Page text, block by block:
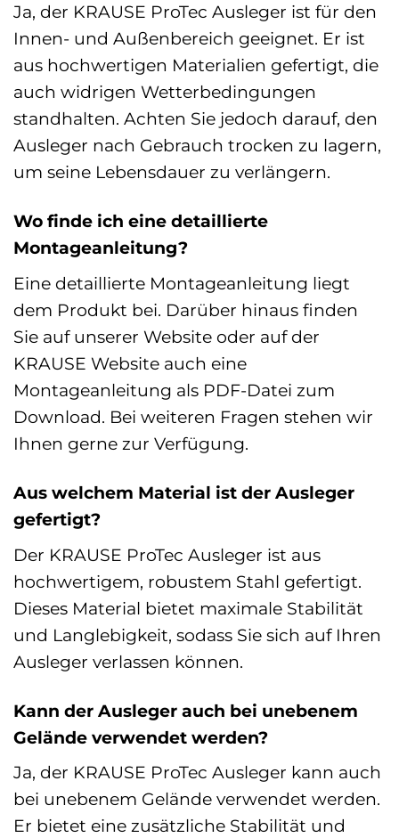
Ja, der KRAUSE ProTec Ausleger ist für den
Innen- und Außenbereich geeignet. Er ist
aus hochwertigen Materialien gefertigt, die
auch widrigen Wetterbedingungen
standhalten. Achten Sie jedoch darauf, den
Ausleger nach Gebrauch trocken zu lagern,
um seine Lebensdauer zu verlängern.
Wo finde ich eine detaillierte
Montageanleitung?
Eine detaillierte Montageanleitung liegt
dem Produkt bei. Darüber hinaus finden
Sie auf unserer Website oder auf der
KRAUSE Website auch eine
Montageanleitung als PDF-Datei zum
Download. Bei weiteren Fragen stehen wir
Ihnen gerne zur Verfügung.
Aus welchem Material ist der Ausleger
gefertigt?
Der KRAUSE ProTec Ausleger ist aus
hochwertigem, robustem Stahl gefertigt.
Dieses Material bietet maximale Stabilität
und Langlebigkeit, sodass Sie sich auf Ihren
Ausleger verlassen können.
Kann der Ausleger auch bei unebenem
Gelände verwendet werden?
Ja, der KRAUSE ProTec Ausleger kann auch
bei unebenem Gelände verwendet werden.
Er bietet eine zusätzliche Stabilität und